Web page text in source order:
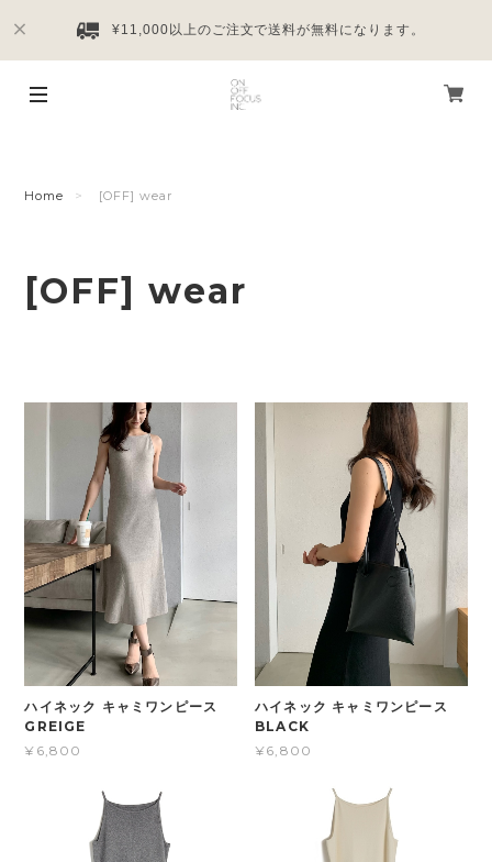
¥11,000以上のご注文で送料が無料になります。
Home [OFF] wear
[OFF] wear
ハイネック キャミワンピース
GREIGE
¥6,800
ハイネック キャミワンピース
BLACK
¥6,800